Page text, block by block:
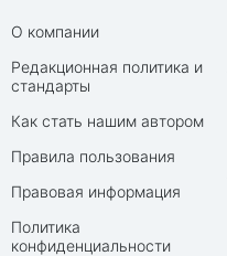
О компании
Редакционная политика и
стандарты
Как стать нашим автором
Правила пользования
Правовая информация
Политика
конфиденциальности